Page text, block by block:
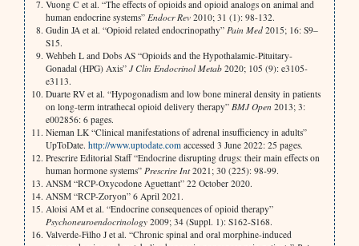
Vuong C et al. “The effects of opioids and opioid analogs on animal and
human endocrine systems” Endocr Rev 2010; 31 (1): 98-132.
Gudin JA et al. “Opioid related endocrinopathy” Pain Med 2015; 16: S9–
S15.
Wehbeh L and Dobs AS “Opioids and the Hypothalamic-Pituitary-
Gonadal (HPG) Axis” J Clin Endocrinol Metab 2020; 105 (9): e3105-
e3113.
Duarte RV et al. “Hypogonadism and low bone mineral density in patients
on long-term intrathecal opioid delivery therapy” BMJ Open 2013; 3:
e002856: 6 pages.
Nieman LK “Clinical manifestations of adrenal insufficiency in adults”
UpToDate. http://www.uptodate.comaccessed 3 June 2022: 25 pages.
Prescrire Editorial Staff “Endocrine disrupting drugs: their main effects on
human hormone systems” Prescrire Int2021; 30 (225): 98-99.
ANSM “RCP-Oxycodone Aguettant” 22 October 2020.
ANSM “RCP-Zoryon” 6 April 2021.
Aloisi AM et al. “Endocrine consequences of opioid therapy”
Psychoneuroendocrinology 2009; 34 (Suppl. 1): S162-S168.
Valverde-Filho J et al. “Chronic spinal and oral morphine-induced